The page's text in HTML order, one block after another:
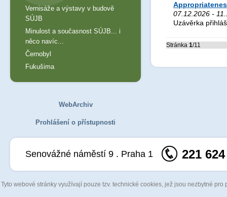
07.12.2026 -
Uzávěrka
Stránka 1/11
Vernisáže a výstavy v budově
SÚJB
Minulost a současnost SÚJB... i
něco navíc...
Černobyl
Fukušima
WebArchiv
Prohlášení o přístupnosti
Senovážné náměstí 9 . Praha 1 221
Tyto webové stránky využívají pouze tzv. technické cookies, jež jsou nezbytné